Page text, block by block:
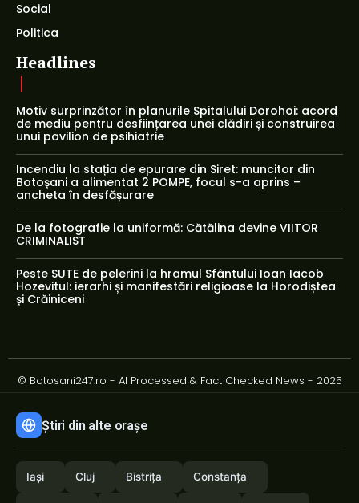
Social
Politica
Headlines
Motiv surprinzător în planurile Spitalului Dorohoi: acord
de mediu pentru desființarea unei clădiri și construirea
unui pavilion de psihiatrie
Incendiu la stația de epurare din Siret: muncitor din
Botoșani a alimentat 2 POMPE, focul s-a aprins –
ancheta în desfășurare
De la fotografie la uniformă: Cătălina devine VIITOR
CRIMINALIST
Peste SUTE de pelerini la hramul Sfântului Ioan Iacob
Hozevitul: ierarhi și manifestări religioase la Horodiștea
și Crăiniceni
© Botosani247.ro - AI Processed & Fact Checked News - 2025
Știri din alte orașe
Iași Cluj Bistrița Constanța